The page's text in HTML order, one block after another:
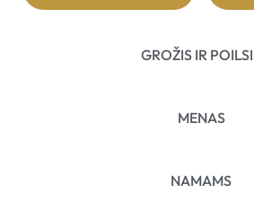
GROŽIS IR
MENAS
NAMAMS